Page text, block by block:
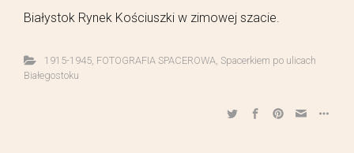
Białystok Rynek Kościuszki w zimowej szacie.
1915-1945, FOTOGRAFIA SPACEROWA Spacerkiem po ulicach
Białegostoku